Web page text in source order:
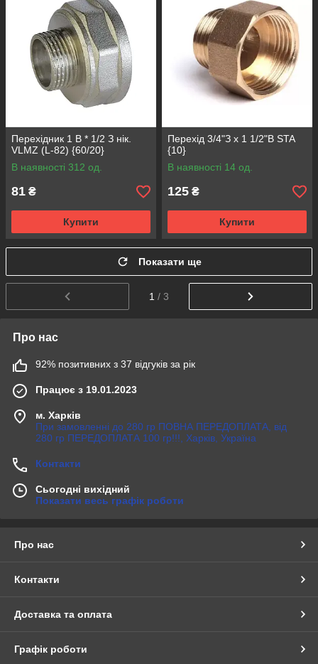
Перехідник 1 В * 1/2 З нік.
VLMZ (L-82) {60/20}
В наявності 312 од.
81 ₴
Купити
Перехід 3/4"З x 1 1/2"В STA
{10}
В наявності 14 од.
125 ₴
Купити
Показати ще
1 / 3
Про нас
92% позитивних з 37 відгуків за рік
Працює з 19.01.2023
м. Харків
При замовленні до 280 гр ПОВНА ПЕРЕДОПЛАТА, від
280 гр ПЕРЕДОПЛАТА 100 гр!!!, Харків, Україна
Контакти
Сьогодні вихідний
Показати весь графік роботи
Про нас
Контакти
Доставка та оплата
Графік роботи